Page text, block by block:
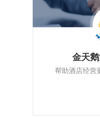
金天
帮助酒店经营